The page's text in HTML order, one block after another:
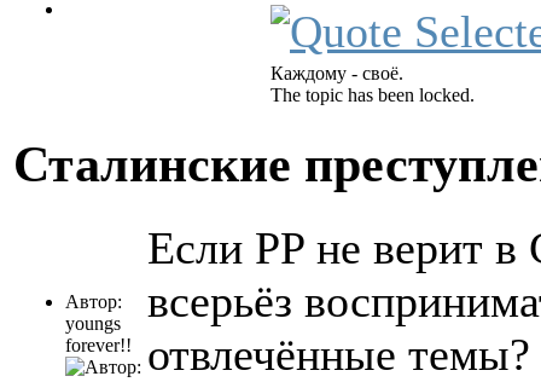
Каждому - своё.
The topic has been locked.
Сталинские
Автор:
youngs
forever!!
Если PP не верит
всерьёз
отвлечённые